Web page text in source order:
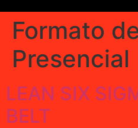
Formato
Presencial
LEAN SIX
BELT